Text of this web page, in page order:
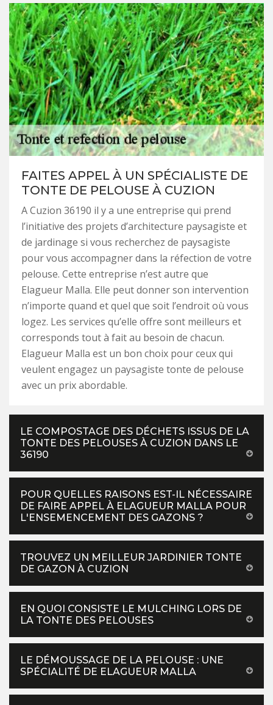
FAITES APPEL À UN SPÉCIALISTE DE
TONTE DE PELOUSE À CUZION
A Cuzion 36190 il y a une entreprise qui prend
l’initiative des projets d’architecture paysagiste et
de jardinage si vous recherchez de paysagiste
pour vous accompagner dans la réfection de votre
pelouse. Cette entreprise n’est autre que
Elagueur Malla. Elle peut donner son intervention
n’importe quand et quel que soit l’endroit où vous
logez. Les services qu’elle offre sont meilleurs et
corresponds tout à fait au besoin de chacun.
Elagueur Malla est un bon choix pour ceux qui
veulent engagez un paysagiste tonte de pelouse
avec un prix abordable.
LE COMPOSTAGE DES DÉCHETS ISSUS DE LA
TONTE DES PELOUSES À CUZION DANS LE
36190
POUR QUELLES RAISONS EST-IL NÉCESSAIRE
DE FAIRE APPEL À ELAGUEUR MALLA POUR
L'ENSEMENCEMENT DES GAZONS ?
TROUVEZ UN MEILLEUR JARDINIER TONTE
DE GAZON À CUZION
EN QUOI CONSISTE LE MULCHING LORS DE
LA TONTE DES PELOUSES
LE DÉMOUSSAGE DE LA PELOUSE : UNE
SPÉCIALITÉ DE ELAGUEUR MALLA